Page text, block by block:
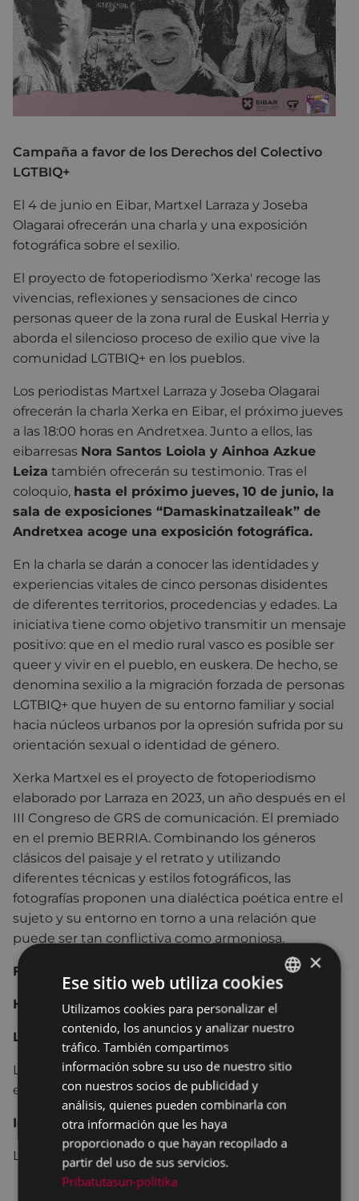
Campaña a favor de los Derechos del Colectivo
LGTBIQ+
El 4 de junio en Eibar, Martxel Larraza y Joseba
Olagarai ofrecerán una charla y una exposición
fotográfica sobre el sexilio.
El proyecto de fotoperiodismo ‘Xerka' recoge las
vivencias, reflexiones y sensaciones de cinco
personas queer de la zona rural de Euskal Herria y
aborda el silencioso proceso de exilio que vive la
comunidad LGTBIQ+ en los pueblos.
Los periodistas Martxel Larraza y Joseba Olagarai
ofrecerán la charla Xerka en Eibar, el próximo jueves
a las 18:00 horas en Andretxea. Junto a ellos, las
eibarresas Nora Santos Loiola y Ainhoa Azkue
Leiza también ofrecerán su testimonio. Tras el
coloquio, hasta el próximo jueves, 10 de junio, la
sala de exposiciones “Damaskinatzaileak” de
Andretxea acoge una exposición fotográfica.
En la charla se darán a conocer las identidades y
experiencias vitales de cinco personas disidentes
de diferentes territorios, procedencias y edades. La
iniciativa tiene como objetivo transmitir un mensaje
positivo: que en el medio rural vasco es posible ser
queer y vivir en el pueblo, en euskera. De hecho, se
denomina sexilio a la migración forzada de personas
LGTBIQ+ que huyen de su entorno familiar y social
hacia núcleos urbanos por la opresión sufrida por su
orientación sexual o identidad de género.
Xerka Martxel es el proyecto de fotoperiodismo
elaborado por Larraza en 2023, un año después en el
III Congreso de GRS de comunicación. El premiado
en el premio BERRIA. Combinando los géneros
clásicos del paisaje y el retrato y utilizando
diferentes técnicas y estilos fotográficos, las
fotografías proponen una dialéctica poética entre el
sujeto y su entorno en torno a una relación que
puede ser tan conflictiva como armoniosa.
Fecha de la charla:
Hora: 18:00
Lugar: Andretxea
La exposiciónse podrá visitar del 4 al 10 de junio
en la sala Damaskinatzaileak de Andretxea.
Idioma: euskera
La actividad será abierta y gratuita
BASQUE
SPANISH
×
Ese sitio web utiliza cookies
Utilizamos cookies para personalizar el
contenido, los anuncios y analizar nuestro
tráfico. También compartimos
información sobre su uso de nuestro sitio
con nuestros socios de publicidad y
análisis, quienes pueden combinarla con
otra información que les haya
proporcionado o que hayan recopilado a
partir del uso de sus servicios.
Pribatutasun-politika